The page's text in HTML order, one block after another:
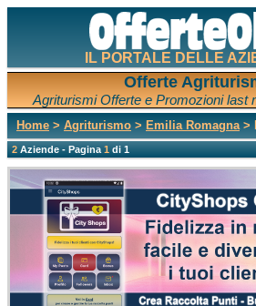
IL PORTALE DELLE
Offerte
Agriturismi Offerte e Promozioni last
Home > Agriturismo > Emilia Romagna>
2Aziende - Pagina1di 1